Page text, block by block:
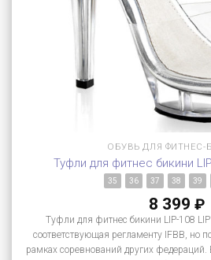
ОБУВЬ ДЛЯ ФИТНЕС-
Туфли для фитнес бикини
35 36 37 38 39
8 399 ₽
Туфли для фитнес бикини LIP-108
соответствующая регламенту IFBB, но
рамках соревнований других